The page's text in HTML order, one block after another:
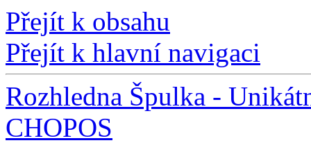
Přejít k obsahu
Přejít k hlavní navigaci
Rozhledna Špulka -
CHOPOS